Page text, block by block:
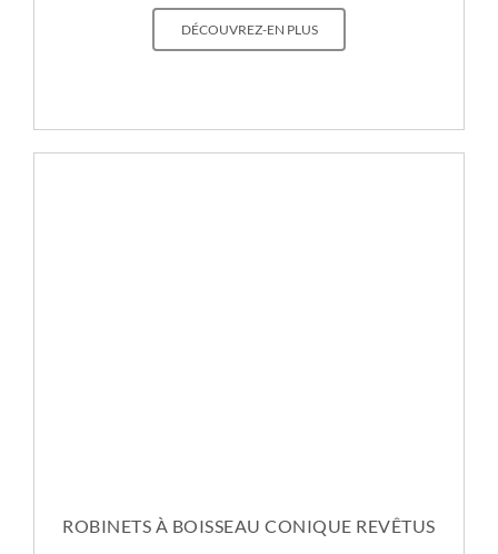
DÉCOUVREZ-EN PLUS
ROBINETS À BOISSEAU CONIQUE REVÊTUS